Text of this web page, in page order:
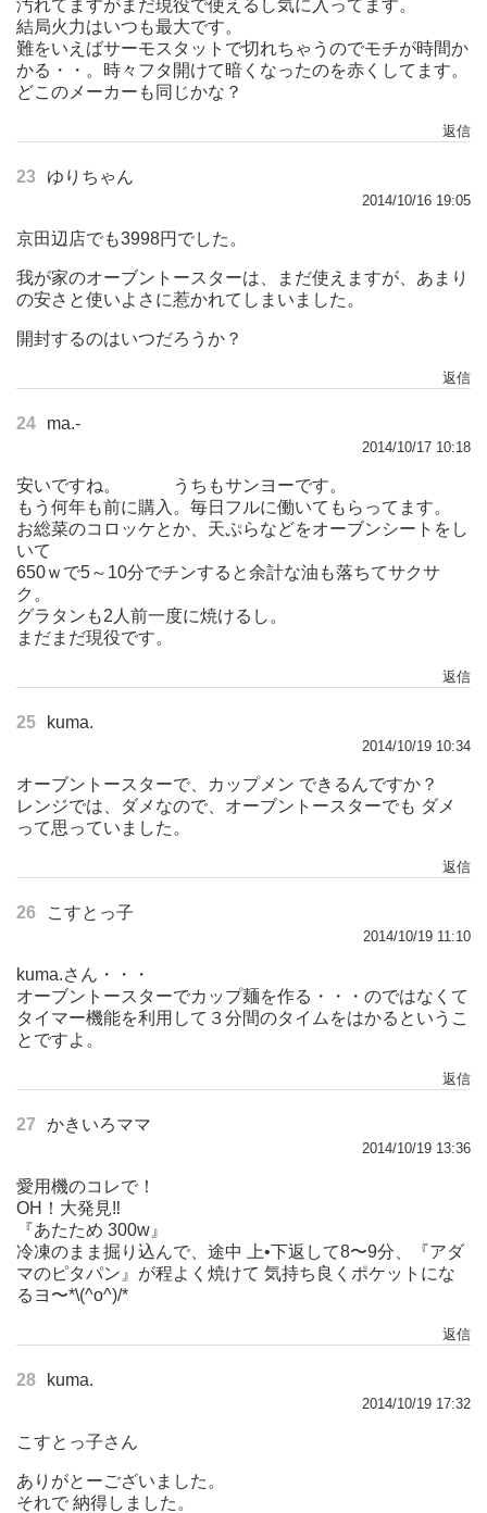
汚れてますがまだ現役で使えるし気に入ってます。
結局火力はいつも最大です。
難をいえばサーモスタットで切れちゃうのでモチが時間か
かる・・。時々フタ開けて暗くなったのを赤くしてます。
どこのメーカーも同じかな？
返信
23 ゆりちゃん
2014/10/16 19:05
京田辺店でも3998円でした。
我が家のオーブントースターは、まだ使えますが、あまり
の安さと使いよさに惹かれてしまいました。
開封するのはいつだろうか？
返信
24 ma.-
2014/10/17 10:18
安いですね。 うちもサンヨーです。
もう何年も前に購入。毎日フルに働いてもらってます。
お総菜のコロッケとか、天ぷらなどをオーブンシートをし
いて
650ｗで5～10分でチンすると余計な油も落ちてサクサ
ク。
グラタンも2人前一度に焼けるし。
まだまだ現役です。
返信
25 kuma.
2014/10/19 10:34
オーブントースターで、カップメン できるんですか？
レンジでは、ダメなので、オーブントースターでも ダメ
って思っていました。
返信
26 こすとっ子
2014/10/19 11:10
kuma.さん・・・
オーブントースターでカップ麺を作る・・・のではなくて
タイマー機能を利用して３分間のタイムをはかるというこ
とですよ。
返信
27 かきいろママ
2014/10/19 13:36
愛用機のコレで！
OH！大発見‼︎
『あたため 300w』
冷凍のまま掘り込んで、途中 上•下返して8〜9分、『アダ
マのピタパン』が程よく焼けて 気持ち良くポケットにな
るヨ〜*\(^o^)/*
返信
28 kuma.
2014/10/19 17:32
こすとっ子さん
ありがとーございました。
それで 納得しました。